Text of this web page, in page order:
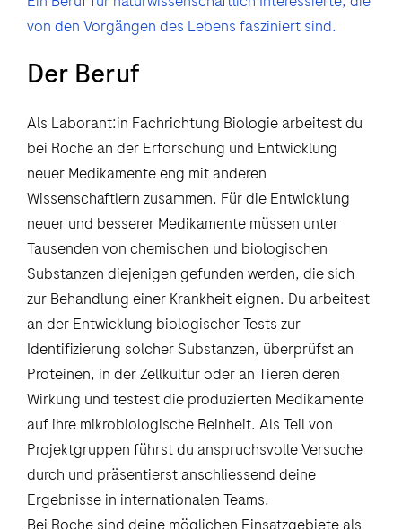
von den Vorgängen des Lebens fasziniert sind.
Der Beruf
Als Laborant:in Fachrichtung Biologie arbeitest du
bei Roche an der Erforschung und Entwicklung
neuer Medikamente eng mit anderen
Wissenschaftlern zusammen. Für die Entwicklung
neuer und besserer Medikamente müssen unter
Tausenden von chemischen und biologischen
Substanzen diejenigen gefunden werden, die sich
zur Behandlung einer Krankheit eignen. Du arbeitest
an der Entwicklung biologischer Tests zur
Identifizierung solcher Substanzen, überprüfst an
Proteinen, in der Zellkultur oder an Tieren deren
Wirkung und testest die produzierten Medikamente
auf ihre mikrobiologische Reinheit. Als Teil von
Projektgruppen führst du anspruchsvolle Versuche
durch und präsentierst anschliessend deine
Ergebnisse in internationalen Teams.
Bei Roche sind deine möglichen Einsatzgebiete als